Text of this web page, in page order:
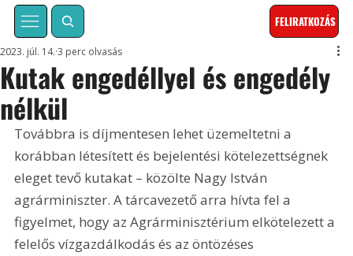
FELIRATKOZÁS
Kutak engedéllyel és engedély
nélkül
2023. júl. 14. 3 perc olvasás
Továbbra is díjmentesen lehet üzemeltetni a
korábban létesített és bejelentési kötelezettségnek
eleget tevő kutakat – közölte Nagy István
agrárminiszter. A tárcavezető arra hívta fel a
figyelmet, hogy az Agrárminisztérium elkötelezett a
felelős vízgazdálkodás és az öntözéses